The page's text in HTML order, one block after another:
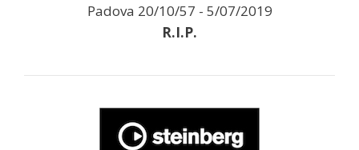
Padova 20/10/57 - 5/07/2019
R.I.P.